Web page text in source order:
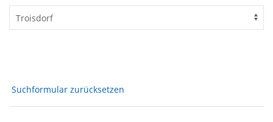
Suchformular zurücksetzen